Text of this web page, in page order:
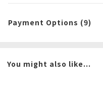
Payment Options (9)
You might also like...